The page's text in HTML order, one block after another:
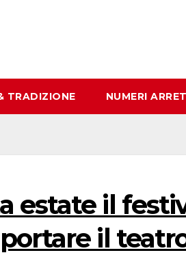
TRADIZIONE NUMERI
estate il
il